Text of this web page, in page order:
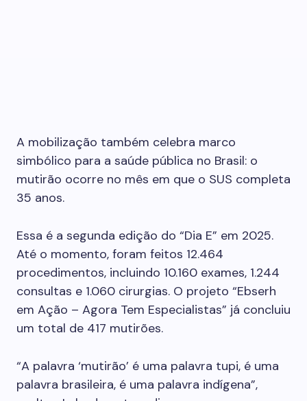
A mobilização também celebra marco
simbólico para a saúde pública no Brasil: o
mutirão ocorre no mês em que o SUS completa
35 anos.
Essa é a segunda edição do “Dia E” em 2025.
Até o momento, foram feitos 12.464
procedimentos, incluindo 10.160 exames, 1.244
consultas e 1.060 cirurgias. O projeto “Ebserh
em Ação – Agora Tem Especialistas” já concluiu
um total de 417 mutirões.
“A palavra ‘mutirão’ é uma palavra tupi, é uma
palavra brasileira, é uma palavra indígena”,